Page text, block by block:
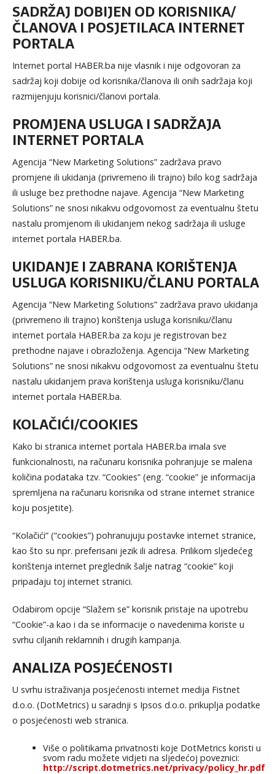
SADRŽAJ DOBIJEN OD KORISNIKA/
ČLANOVA I POSJETILACA INTERNET
PORTALA
Internet portal HABER.ba nije vlasnik i nije odgovoran za
sadržaj koji dobije od korisnika/članova ili onih sadržaja koji
razmijenjuju korisnici/članovi portala.
PROMJENA USLUGA I SADRŽAJA
INTERNET PORTALA
Agencija “New Marketing Solutions” zadržava pravo
promjene ili ukidanja (privremeno ili trajno) bilo kog sadržaja
ili usluge bez prethodne najave. Agencija “New Marketing
Solutions” ne snosi nikakvu odgovornost za eventualnu štetu
nastalu promjenom ili ukidanjem nekog sadržaja ili usluge
internet portala HABER.ba.
UKIDANJE I ZABRANA KORIŠTENJA
USLUGA KORISNIKU/ČLANU PORTALA
Agencija “New Marketing Solutions” zadržava pravo ukidanja
(privremeno ili trajno) korištenja usluga korisniku/članu
internet portala HABER.ba za koju je registrovan bez
prethodne najave i obrazloženja. Agencija “New Marketing
Solutions” ne snosi nikakvu odgovornost za eventualnu štetu
nastalu ukidanjem prava korištenja usluga korisniku/članu
internet portala HABER.ba.
KOLAČIĆI/COOKIES
Kako bi stranica internet portala HABER.ba imala sve
funkcionalnosti, na računaru korisnika pohranjuje se malena
količina podataka tzv. “Cookies” (eng. “cookie” je informacija
spremljena na računaru korisnika od strane internet stranice
koju posjetite).
“Kolačići” (“cookies”) pohranujuju postavke internet stranice,
kao što su npr. preferisani jezik ili adresa. Prilikom sljedećeg
korištenja internet preglednik šalje natrag “cookie” koji
pripadaju toj internet stranici.
Odabirom opcije “Slažem se” korisnik pristaje na upotrebu
“Cookie”-a kao i da se informacije o navedenima koriste u
svrhu ciljanih reklamnih i drugih kampanja.
ANALIZA POSJEĆENOSTI
U svrhu istraživanja posjećenosti internet medija Fistnet
d.o.o. (DotMetrics) u saradnji s Ipsos d.o.o. prikuplja podatke
o posjećenosti web stranica.
Više o politikama privatnosti koje DotMetrics koristi u
svom radu možete vidjeti na sljedećoj poveznici:
http://script.dotmetrics.net/privacy/policy_hr.pdf